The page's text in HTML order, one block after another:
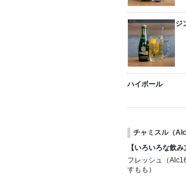
ジ
ハイボール
チャミスル（
【いろいろな飲
フレッシュ（
すもも）